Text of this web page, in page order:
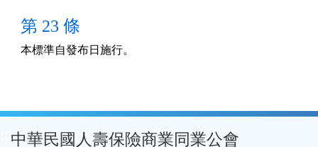
第 23 條
本標準自發布日施行
:::中華民國人壽保險商業同業公會